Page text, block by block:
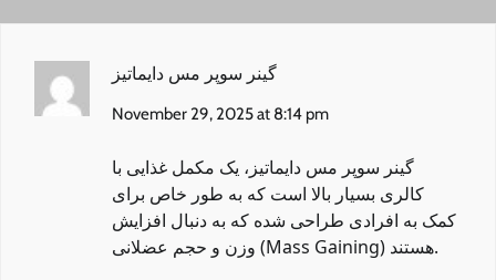
گینر سوپر مس دایماتیز
November 29, 2025 at 8:14 pm
گینر سوپر مس دایماتیز ، یک مکمل غذایی با
کالری بسیار بالا است که به طور خاص برای
کمک به افرادی طراحی شده که به دنبال افزایش
وزن و حجم عضلانی (Mass Gaining) هستند.